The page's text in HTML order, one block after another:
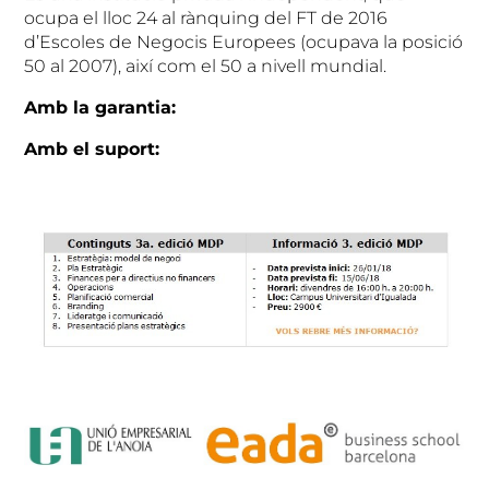
ocupa el lloc 24 al rànquing del FT de 2016
d’Escoles de Negocis Europees (ocupava la posició
50 al 2007), així com el 50 a nivell mundial.
Amb la garantia:
Amb el suport: